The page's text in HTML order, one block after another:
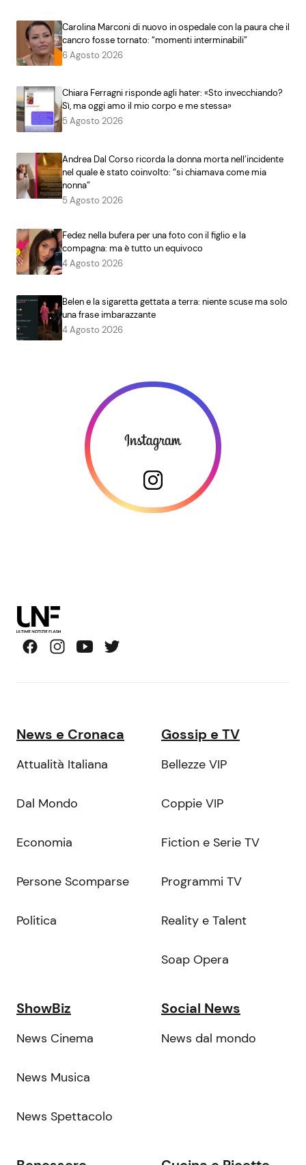
Carolina Marconi di nuovo in ospedale con la paura che il
cancro fosse tornato: “momenti interminabili”
6 Agosto 2026
Chiara Ferragni risponde agli hater: «Sto invecchiando?
Sì, ma oggi amo il mio corpo e me stessa»
5 Agosto 2026
Andrea Dal Corso ricorda la donna morta nell’incidente
nel quale è stato coinvolto: “si chiamava come mia
nonna”
5 Agosto 2026
Fedez nella bufera per una foto con il figlio e la
compagna: ma è tutto un equivoco
4 Agosto 2026
Belen e la sigaretta gettata a terra: niente scuse ma solo
una frase imbarazzante
4 Agosto 2026
News e Cronaca
Attualità Italiana
Dal Mondo
Economia
Persone Scomparse
Politica
Gossip e TV
Bellezze VIP
Coppie VIP
Fiction e Serie TV
Programmi TV
Reality e Talent
Soap Opera
ShowBiz
News Cinema
News Musica
News Spettacolo
Social News
News dal mondo